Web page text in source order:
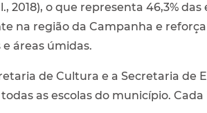
o que representa 46,3% das
na região da Campanha e
áreas úmidas.
de Cultura e a Secretaria de
as escolas do município.